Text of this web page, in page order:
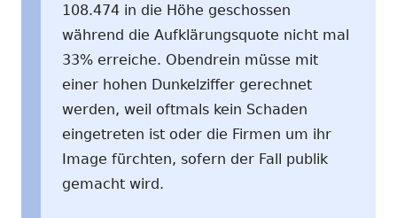
108.474 in die Höhe geschossen
während die Aufklärungsquote nicht mal
33% erreiche. Obendrein müsse mit
einer hohen Dunkelziffer gerechnet
werden, weil oftmals kein Schaden
eingetreten ist oder die Firmen um ihr
Image fürchten, sofern der Fall publik
gemacht wird.